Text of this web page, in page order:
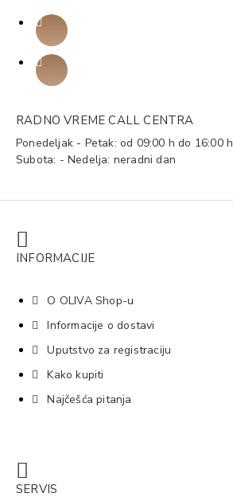
RADNO VREME CALL CENTRA
Ponedeljak - Petak: od 09:00 h do 16:00 h
Subota: - Nedelja: neradni dan
INFORMACIJE
O OLIVA Shop-u
Informacije o dostavi
Uputstvo za registraciju
Kako kupiti
Najčešća pitanja
SERVIS